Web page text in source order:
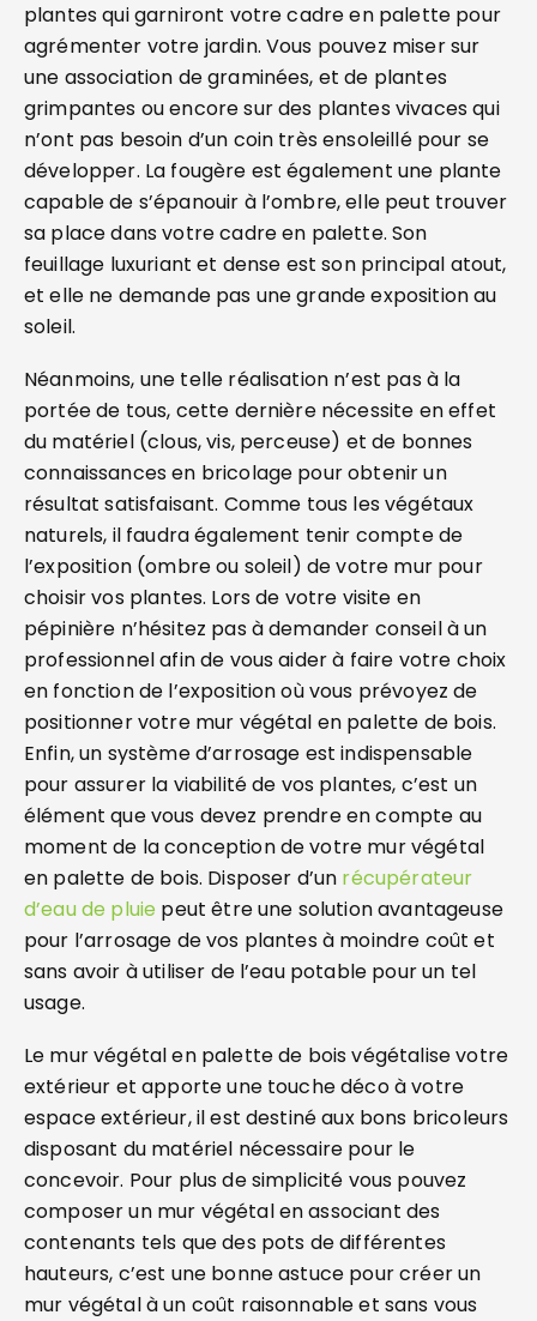
plantes qui garniront votre cadre en palette pour
agrémenter votre jardin. Vous pouvez miser sur
une association de graminées, et de plantes
grimpantes ou encore sur des plantes vivaces qui
n’ont pas besoin d’un coin très ensoleillé pour se
développer. La fougère est également une plante
capable de s’épanouir à l’ombre, elle peut trouver
sa place dans votre cadre en palette. Son
feuillage luxuriant et dense est son principal atout,
et elle ne demande pas une grande exposition au
soleil.
Néanmoins, une telle réalisation n’est pas à la
portée de tous, cette dernière nécessite en effet
du matériel (clous, vis, perceuse) et de bonnes
connaissances en bricolage pour obtenir un
résultat satisfaisant. Comme tous les végétaux
naturels, il faudra également tenir compte de
l’exposition (ombre ou soleil) de votre mur pour
choisir vos plantes. Lors de votre visite en
pépinière n’hésitez pas à demander conseil à un
professionnel afin de vous aider à faire votre choix
en fonction de l’exposition où vous prévoyez de
positionner votre mur végétal en palette de bois.
Enfin, un système d’arrosage est indispensable
pour assurer la viabilité de vos plantes, c’est un
élément que vous devez prendre en compte au
moment de la conception de votre mur végétal
en palette de bois. Disposer d’un récupérateur
d’eau de pluie peut être une solution avantageuse
pour l’arrosage de vos plantes à moindre coût et
sans avoir à utiliser de l’eau potable pour un tel
usage.
Le mur végétal en palette de bois végétalise votre
extérieur et apporte une touche déco à votre
espace extérieur, il est destiné aux bons bricoleurs
disposant du matériel nécessaire pour le
concevoir. Pour plus de simplicité vous pouvez
composer un mur végétal en associant des
contenants tels que des pots de différentes
hauteurs, c’est une bonne astuce pour créer un
mur végétal à un coût raisonnable et sans vous